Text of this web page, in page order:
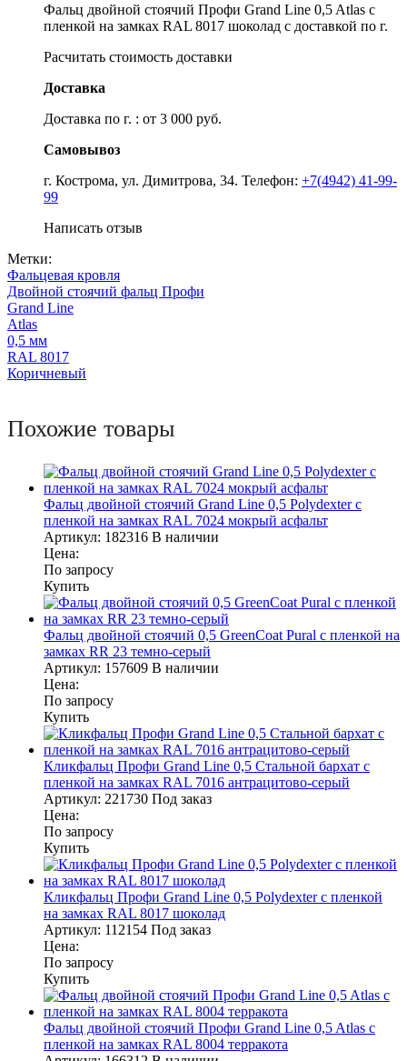
Фальц двойной стоячий Профи Grand Line 0,5 Atlas с
пленкой на замках RAL 8017 шоколад с доставкой по г.
Расчитать стоимость доставки
Доставка
Доставка по г. : от 3 000 руб.
Самовывоз
г. Кострома, ул. Димитрова, 34. Телефон: +7(4942) 41-99-
99
Написать отзыв
Метки:
Фальцевая кровля
Двойной стоячий фальц Профи
Grand Line
Atlas
0,5 мм
RAL 8017
Коричневый
Похожие товары
Фальц двойной стоячий Grand Line 0,5 Polydexter с
пленкой на замках RAL 7024 мокрый асфальт
Артикул: 182316 В наличии
Цена:
По запросу
Купить
Фальц двойной стоячий 0,5 GreenCoat Pural с пленкой на
замках RR 23 темно-серый
Артикул: 157609 В наличии
Цена:
По запросу
Купить
Кликфальц Профи Grand Line 0,5 Стальной бархат с
пленкой на замках RAL 7016 антрацитово-серый
Артикул: 221730 Под заказ
Цена:
По запросу
Купить
Кликфальц Профи Grand Line 0,5 Polydexter с пленкой
на замках RAL 8017 шоколад
Артикул: 112154 Под заказ
Цена:
По запросу
Купить
Фальц двойной стоячий Профи Grand Line 0,5 Atlas с
пленкой на замках RAL 8004 терракота